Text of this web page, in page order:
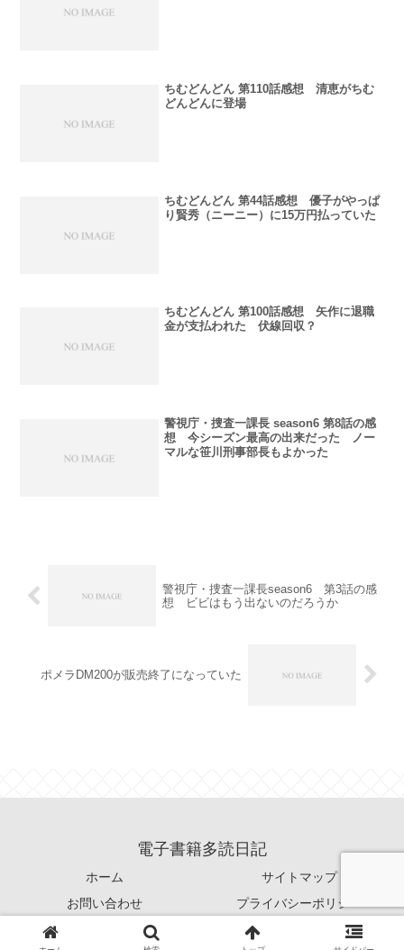
ちむどんどん 第110話感想 清恵がちむ
どんどんに登場
ちむどんどん 第44話感想 優子がやっぱ
り賢秀（ニーニー）に15万円払っていた
ちむどんどん 第100話感想 矢作に退職
金が支払われた 伏線回収？
警視庁・捜査一課長 season6 第8話の感
想 今シーズン最高の出来だった ノー
マルな笹川刑事部長もよかった
警視庁・捜査一課長season6 第3話の感
想 ビビはもう出ないのだろうか
ポメラDM200が販売終了になっていた
電子書籍多読日記
ホーム
サイトマップ
お問い合わせ
プライバシーポリシー
© 2021 電子書籍多読日記.